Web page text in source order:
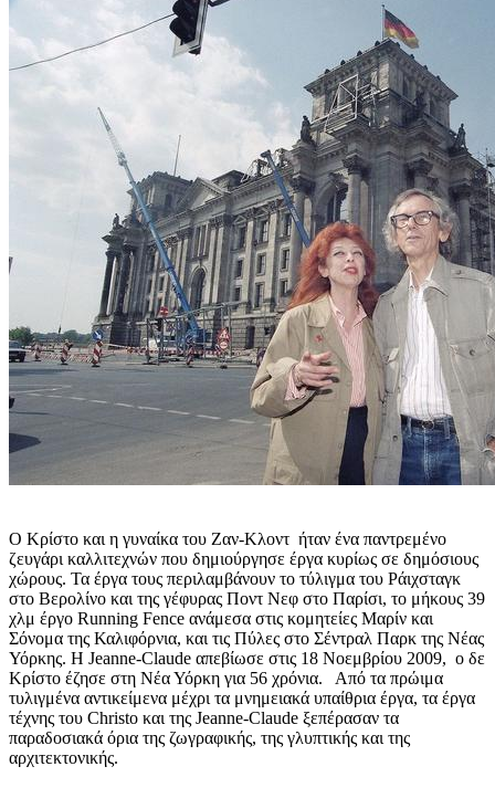
Ο Κρίστο και η γυναίκα του Ζαν-Κλοντ ήταν ένα παντρεμένο
ζευγάρι καλλιτεχνών που δημιούργησε έργα κυρίως σε δημόσιους
χώρους. Τα έργα τους περιλαμβάνουν το τύλιγμα του Ράιχσταγκ
στο Βερολίνο και της γέφυρας Ποντ Νεφ στο Παρίσι, το μήκους 39
χλμ έργο Running Fence ανάμεσα στις κομητείες Μαρίν και
Σόνομα της Καλιφόρνια, και τις Πύλες στο Σέντραλ Παρκ της Νέας
Υόρκης. Η Jeanne-Claude απεβίωσε στις 18 Νοεμβρίου 2009, ο δε
Κρίστο έζησε στη Νέα Υόρκη για 56 χρόνια. Από τα πρώιμα
τυλιγμένα αντικείμενα μέχρι τα μνημειακά υπαίθρια έργα, τα έργα
τέχνης του Christo και της Jeanne-Claude ξεπέρασαν τα
παραδοσιακά όρια της ζωγραφικής, της γλυπτικής και της
αρχιτεκτονικής.